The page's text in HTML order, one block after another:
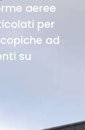
aeree
per
ad
su